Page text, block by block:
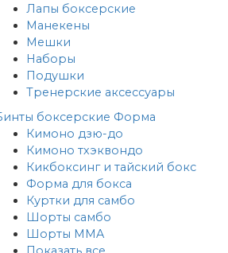
Лапы боксерские
Манекены
Мешки
Наборы
Подушки
Тренерские аксессуары
боксерские Форма
Кимоно дзю-до
Кимоно тхэквондо
Кикбоксинг и тайский бокс
Форма для бокса
Куртки для самбо
Шорты самбо
Шорты MMA